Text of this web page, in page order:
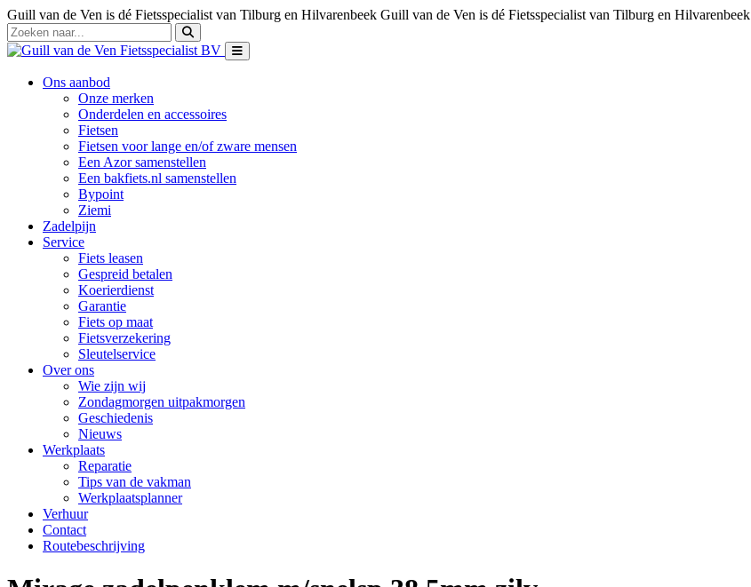
Guill van de Ven is dé Fietsspecialist van Tilburg en Hilvarenbeek Guill van de Ven is dé Fietsspecialist van Tilburg en Hilvarenbeek
Ons aanbod
Onze merken
Onderdelen en accessoires
Fietsen
Fietsen voor lange en/of zware mensen
Een Azor samenstellen
Een bakfiets.nl samenstellen
Bypoint
Ziemi
Zadelpijn
Service
Fiets leasen
Gespreid betalen
Koerierdienst
Garantie
Fiets op maat
Fietsverzekering
Sleutelservice
Over ons
Wie zijn wij
Zondagmorgen uitpakmorgen
Geschiedenis
Nieuws
Werkplaats
Reparatie
Tips van de vakman
Werkplaatsplanner
Verhuur
Contact
Routebeschrijving